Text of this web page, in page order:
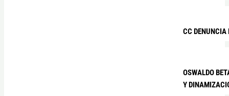
CC DENUNCIA
OSWALDO
Y